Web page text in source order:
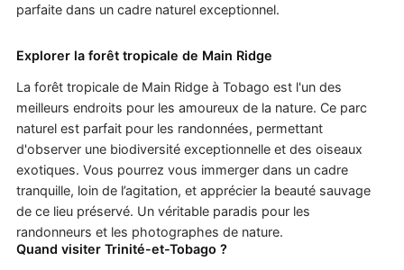
parfaite dans un cadre naturel exceptionnel.
Explorer la forêt tropicale de Main Ridge
La forêt tropicale de Main Ridge à Tobago est l'un des
meilleurs endroits pour les amoureux de la nature. Ce parc
naturel est parfait pour les randonnées, permettant
d'observer une biodiversité exceptionnelle et des oiseaux
exotiques. Vous pourrez vous immerger dans un cadre
tranquille, loin de l’agitation, et apprécier la beauté sauvage
de ce lieu préservé. Un véritable paradis pour les
randonneurs et les photographes de nature.
Quand visiter Trinité-et-Tobago ?